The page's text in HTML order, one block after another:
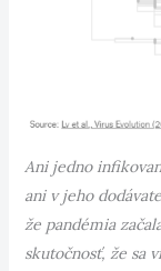
Ani jedno
ani v jeho
že pandémia
skutočnosť, že sa